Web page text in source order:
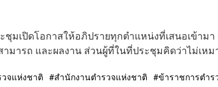
ชุมเปิดโอกาสให้อภิปรายทุกตำแหน่งที่เสนอเข้าม
มารถ และผลงาน ส่วนผู้ที่ในที่ประชุมคิดว่าไม่เห
จแห่งชาติ สำนักงานตำรวจแห่งชาติ ข้าราชการตำร